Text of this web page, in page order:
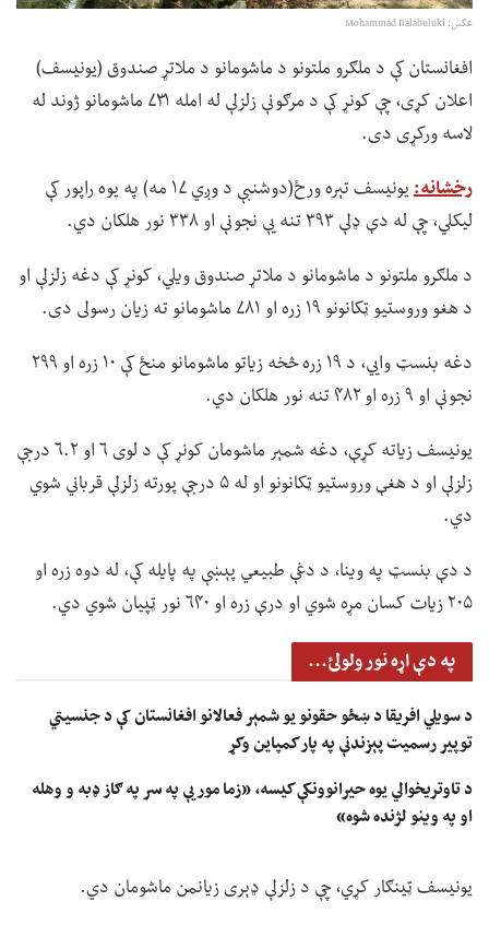
عکس: Mohammad Balabuluki
افغانستان کې د ملګرو ملتونو د ماشومانو د ملاتړ صندوق (یونیسف)
اعلان کړی، چې کونړ کې د مرګونې زلزلې له امله ۷۳۱ ماشومانو ژوند له
لاسه ورکړی دی.
رخشانه:
یونیسف تېره ورځ(دوشنبې د وږي ۱۷ مه) په یوه راپور کې
لیکلي، چې له دې ډلې ۳۹۳ تنه یې نجونې او ۳۳۸ نور هلکان دي.
د ملګرو ملتونو د ماشومانو د ملاتړ صندوق ویلي، کونړ کې دغه زلزلې او
د هغو وروستیو ټکانونو ۱۹ زره او ۷۸۱ ماشومانو ته زیان رسولی دی.
دغه بنسټ وايي، د ۱۹ زره څخه زیاتو ماشومانو منځ کې ۱۰ زره او ۲۹۹
نجونې او ۹ زره او ۴۸۲ تنه نور هلکان دي.
یونیسف زیاته کړې، دغه شمېر ماشومان کونړ کې د لوی ۶ او ۶.۲ درجې
زلزلې او د هغې وروستیو ټکانونو او له ۵ درجې پورته زلزلې قرباني شوي
دي.
د دې بنسټ په وینا، د دغې طبیعي پېښې په پایله کې، له دوه زره او
۲۰۵ زیات کسان مړه شوي او درې زره او ۶۴۰ نور ټپيان شوي دي.
په دې اړه نور ولولئ...
د سویلي افریقا د ښځو حقونو یو شمېر فعالانو افغانستان کې د جنسیتي
توپیر رسمیت پېزندنې په پار کمپاین وکړ
د تاوتریخوالي یوه حیرانوونکې کیسه، «زما مور یې په سر په ګاز ډبه و وهله
او په وینو لژنده شوه»
یونیسف ټينګار کړي، چې د زلزلې ډېری زیانمن ماشومان دي.